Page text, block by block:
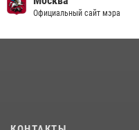
содействии Росгвардии (видео)
Официальный сайт мэра